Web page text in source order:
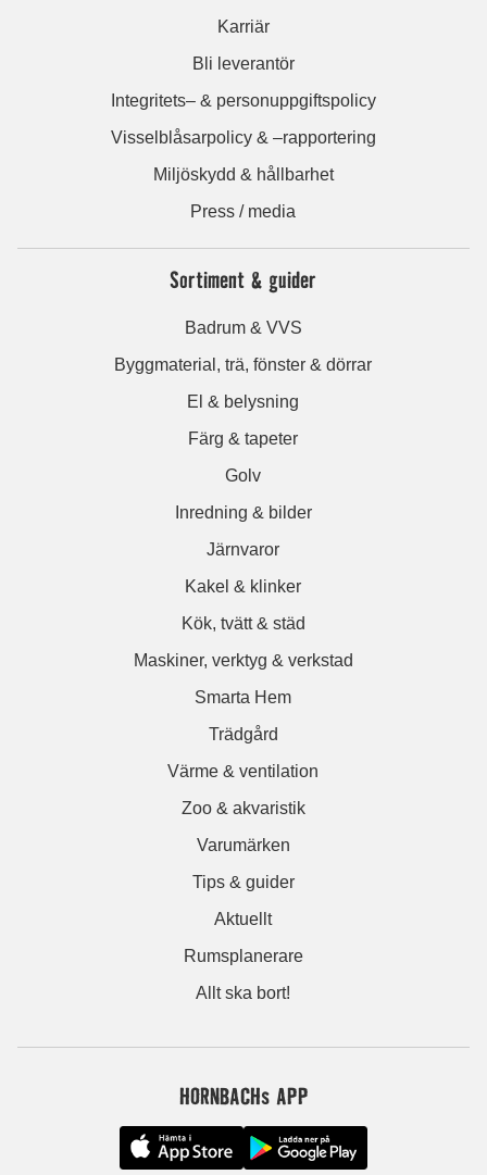
Karriär
Bli leverantör
Integritets– & personuppgiftspolicy
Visselblåsarpolicy & –rapportering
Miljöskydd & hållbarhet
Press / media
Sortiment & guider
Badrum & VVS
Byggmaterial, trä, fönster & dörrar
El & belysning
Färg & tapeter
Golv
Inredning & bilder
Järnvaror
Kakel & klinker
Kök, tvätt & städ
Maskiner, verktyg & verkstad
Smarta Hem
Trädgård
Värme & ventilation
Zoo & akvaristik
Varumärken
Tips & guider
Aktuellt
Rumsplanerare
Allt ska bort!
HORNBACHs APP